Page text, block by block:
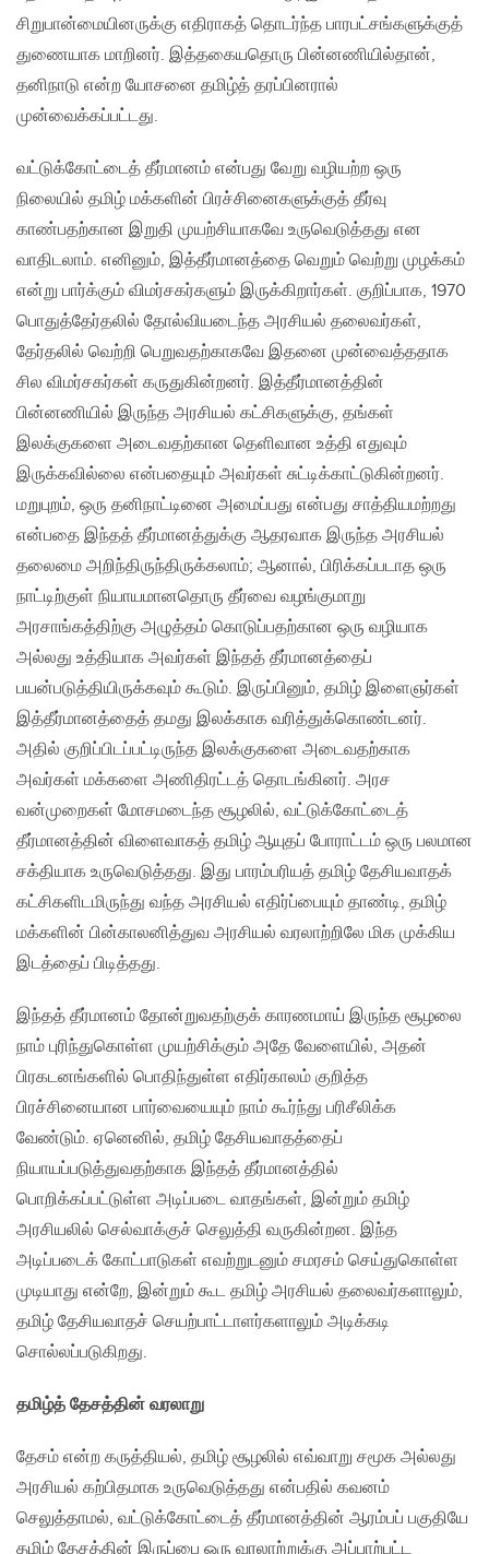
சிறுபான்மையினருக்கு எதிராகத் தொடர்ந்த பாரபட்சங்களுக்குத்
துணையாக மாறினர். இத்தகையதொரு பின்னணியில்தான்,
தனிநாடு என்ற யோசனை தமிழ்த் தரப்பினரால்
முன்வைக்கப்பட்டது.
வட்டுக்கோட்டைத் தீர்மானம் என்பது வேறு வழியற்ற ஒரு
நிலையில் தமிழ் மக்களின் பிரச்சினைகளுக்குத் தீர்வு
காண்பதற்கான‌ இறுதி முயற்சியாகவே உருவெடுத்தது என
வாதிடலாம். எனினும், இத்தீர்மானத்தை வெறும் வெற்று முழக்கம்
என்று பார்க்கும் விமர்சகர்களும் இருக்கிறார்கள். குறிப்பாக, 1970
பொதுத்தேர்தலில் தோல்வியடைந்த அரசியல் தலைவர்கள்,
தேர்தலில் வெற்றி பெறுவதற்காகவே இதனை முன்வைத்ததாக
சில விமர்சகர்கள் கருதுகின்றனர். இத்தீர்மானத்தின்
பின்னணியில் இருந்த அரசியல் கட்சிகளுக்கு, தங்கள்
இலக்குகளை அடைவதற்கான தெளிவான உத்தி எதுவும்
இருக்கவில்லை என்பதையும் அவர்கள் சுட்டிக்காட்டுகின்றனர்.
மறுபுறம், ஒரு தனிநாட்டினை அமைப்பது என்பது சாத்தியமற்றது
என்பதை இந்தத் தீர்மானத்துக்கு ஆதரவாக இருந்த‌ அரசியல்
தலைமை அறிந்திருந்திருக்கலாம்; ஆனால், பிரிக்கப்படாத ஒரு
நாட்டிற்குள் நியாயமானதொரு தீர்வை வழங்குமாறு
அரசாங்கத்திற்கு அழுத்தம் கொடுப்பதற்கான ஒரு வழியாக
அல்லது உத்தியாக‌ அவர்கள் இந்தத் தீர்மானத்தைப்
பயன்படுத்தியிருக்கவும் கூடும். இருப்பினும், தமிழ் இளைஞர்கள்
இத்தீர்மானத்தைத் தமது இலக்காக வரித்துக்கொண்டனர்.
அதில் குறிப்பிடப்பட்டிருந்த இலக்குகளை அடைவதற்காக
அவர்கள் மக்களை அணிதிரட்டத் தொடங்கினர். அரச
வன்முறைகள் மோசமடைந்த சூழலில், வட்டுக்கோட்டைத்
தீர்மானத்தின் விளைவாகத் தமிழ் ஆயுதப் போராட்டம் ஒரு பலமான
சக்தியாக‌ உருவெடுத்தது. இது பாரம்பரியத் தமிழ் தேசியவாதக்
கட்சிகளிடமிருந்து வந்த அரசியல் எதிர்ப்பையும் தாண்டி, தமிழ்
மக்களின் பின்காலனித்துவ அரசியல் வரலாற்றிலே மிக முக்கிய
இடத்தைப் பிடித்தது.
இந்தத் தீர்மானம் தோன்றுவதற்குக் காரணமாய் இருந்த சூழலை
நாம் புரிந்துகொள்ள முயற்சிக்கும் அதே வேளையில், அதன்
பிரகடனங்களில் பொதிந்துள்ள எதிர்காலம் குறித்த
பிரச்சினையான‌ பார்வையையும் நாம் கூர்ந்து பரிசீலிக்க
வேண்டும். ஏனெனில், தமிழ் தேசியவாதத்தைப்
நியாயப்படுத்துவதற்காக‌ இந்தத் தீர்மானத்தில்
பொறிக்கப்பட்டுள்ள அடிப்படை வாதங்கள், இன்றும் தமிழ்
அரசியலில் செல்வாக்குச் செலுத்தி வருகின்றன. இந்த
அடிப்படைக் கோட்பாடுகள் எவற்றுடனும் சமரசம் செய்துகொள்ள
முடியாது என்றே, இன்றும் கூட தமிழ் அரசியல் தலைவர்களாலும்,
தமிழ் தேசியவாதச் செயற்பாட்டாளர்களாலும் அடிக்கடி
சொல்லப்படுகிறது.
தமிழ்த் தேசத்தின் வரலாறு
தேசம் என்ற கருத்தியல், தமிழ் சூழலில் எவ்வாறு சமூக அல்லது
அரசியல் கற்பிதமாக உருவெடுத்தது என்பதில் கவனம்
செலுத்தாமல், வட்டுக்கோட்டைத் தீர்மானத்தின் ஆரம்பப் பகுதியே
தமிழ் தேசத்தின் இருப்பை ஒரு வரலாற்றுக்கு அப்பாற்பட்ட